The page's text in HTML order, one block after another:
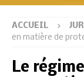
ACCUEIL
en matière de
Le